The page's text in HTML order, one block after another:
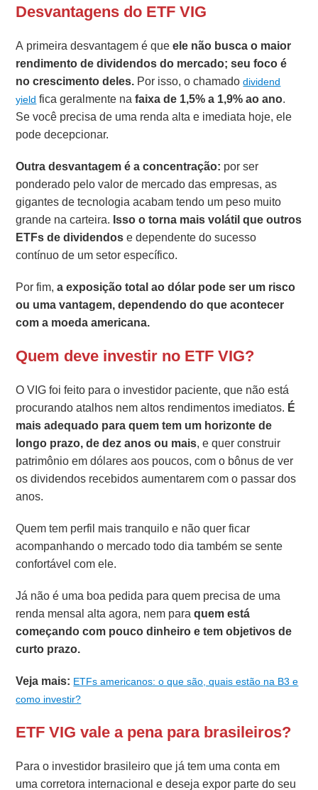
Desvantagens do ETF VIG
A primeira desvantagem é queele não busca o maior
rendimento de dividendos do mercado; seu foco é
no crescimento deles. Por isso, o chamadodividend
yield fica geralmente nafaixa de 1,5% a 1,9% ao ano.
Se você precisa de uma renda alta e imediata hoje, ele
pode decepcionar.
Outra desvantagem é a concentração: por ser
ponderado pelo valor de mercado das empresas, as
gigantes de tecnologia acabam tendo um peso muito
grande na carteira. Isso o torna mais volátil que outros
ETFs de dividendose dependente do sucesso
contínuo de um setor específico.
Por fim,a exposição total ao dólar pode ser um risco
ou uma vantagem, dependendo do que acontecer
com a moeda americana.
Quem deve investir no ETF VIG?
O VIG foi feito para o investidor paciente, que não está
procurando atalhos nem altos rendimentos imediatos. É
mais adequado para quem tem um horizonte de
longo prazo, de dez anos ou mais, e quer construir
patrimônio em dólares aos poucos, com o bônus de ver
os dividendos recebidos aumentarem com o passar dos
anos.
Quem tem perfil mais tranquilo e não quer ficar
acompanhando o mercado todo dia também se sente
confortável com ele.
Já não é uma boa pedida para quem precisa de uma
renda mensal alta agora, nem paraquem está
começando com pouco dinheiro e tem objetivos de
curto prazo.
Veja mais: ETFs americanos: o que são, quais estão na B3 e
como investir?
ETF VIG vale a pena para brasileiros?
Para o investidor brasileiro que já tem uma conta em
uma corretora internacional e deseja expor parte do seu